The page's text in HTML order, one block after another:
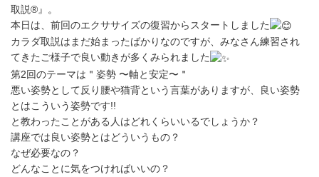
取説®︎』。
本日は、前回のエクササイズの復習からスタートしました
カラダ取説はまだ始まったばかりなのですが、みなさん練習され
てきたご様子で良い動きが多くみられました
第2回のテーマは＂姿勢 〜軸と安定〜＂
悪い姿勢として反り腰や猫背という言葉がありますが、良い姿勢
とはこういう姿勢です!!
と教わったことがある人はどれくらいいるでしょうか？
講座では良い姿勢とはどういうもの？
なぜ必要なの？
どんなことに気をつければいいの？